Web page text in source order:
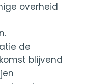
overheid
de
blijvend